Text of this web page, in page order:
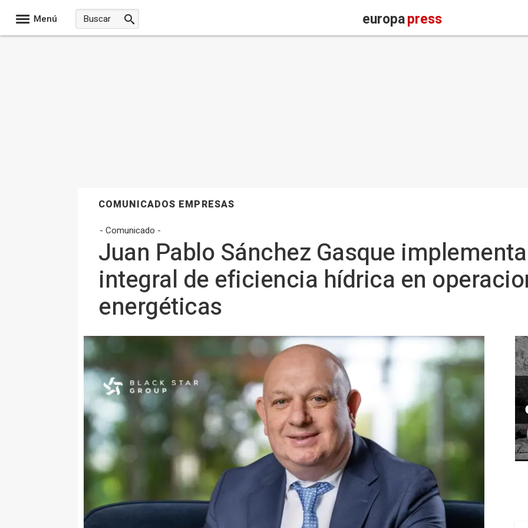
Menú europapress
COMUNICADOS EMPRESAS
- Comunicado -
Juan Pablo Sánchez Gasque
integral de eficiencia hídrica en
energéticas